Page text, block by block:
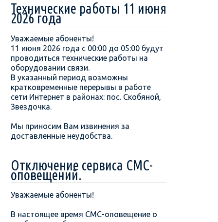
Технические работы 11 июня
2026 года
Уважаемые абоненты!
11 июня 2026 года с 00:00 до 05:00 будут
проводиться технические работы на
оборудовании связи.
В указанный период возможны
кратковременные перерывы в работе
сети Интернет в районах: пос. Скобяной,
Звездочка.
Мы приносим Вам извинения за
доставленные неудобства.
Отключение сервиса СМС-
оповещений.
Уважаемые абоненты!
В настоящее время СМС-оповещение о